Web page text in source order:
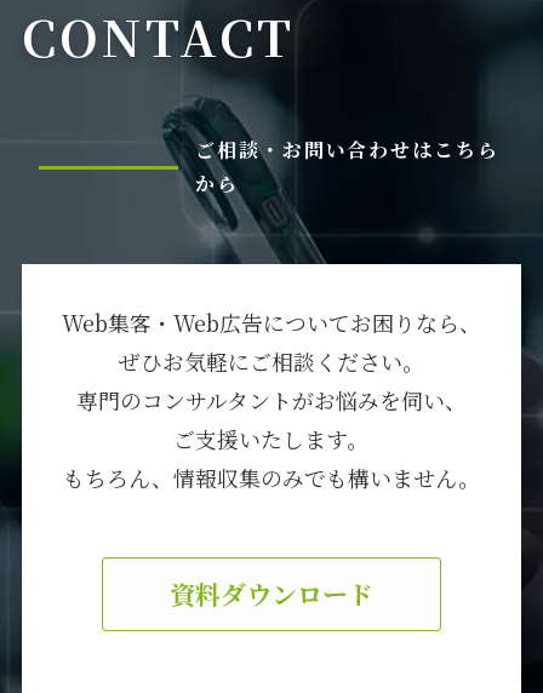
CONTACT
ご相談・お問い合わせはこちら
から
Web集客・Web広告についてお困りなら、
ぜひお気軽にご相談ください。
専門のコンサルタントがお悩みを伺い、
ご支援いたします。
もちろん、情報収集のみでも構いません。
資料ダウンロード